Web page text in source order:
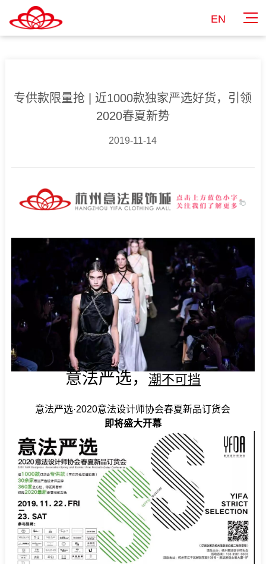
EN
专供款限量抢 | 近1000款独家严选好货，引领
2020春夏新势
2019-11-14
意法严选， 潮不可挡
意法严选·2020意法设计师协会春夏新品订货会
即将盛大开幕